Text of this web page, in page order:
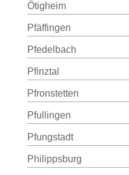
Ötigheim
Pfäffingen
Pfedelbach
Pfinztal
Pfronstetten
Pfullingen
Pfungstadt
Philippsburg